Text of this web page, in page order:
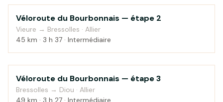
3
Véloroute du Bourbonnais — étape 2
Vieure → Bressolles · Allier
45 km · 3 h 37 · Intermédiaire
4
Véloroute du Bourbonnais — étape 3
Bressolles → Diou · Allier
49 km · 3 h 27 · Intermédiaire